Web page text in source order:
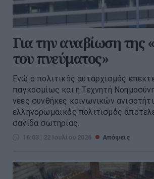
Για την αναβίωση της
του πνεύματος»
Ενώ ο πολιτικός αυταρχισμός
παγκοσμίως και η Τεχνητή
νέες συνθήκες κοινωνικών
ελληνορωμαϊκός πολιτισμός
σανίδα σωτηρίας.
16:03 | 22 Ιουλίου 2026 Απόψεις